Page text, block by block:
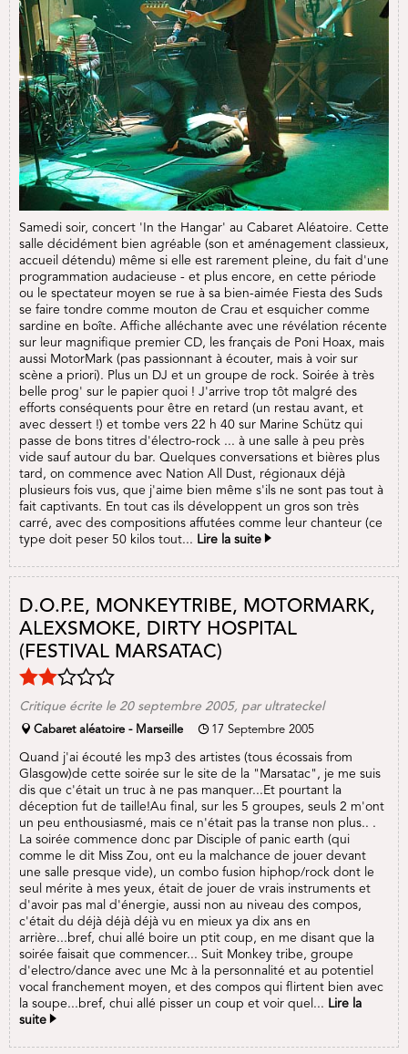
Samedi soir, concert 'In the Hangar' au Cabaret Aléatoire. Cette
salle décidément bien agréable (son et aménagement classieux,
accueil détendu) même si elle est rarement pleine, du fait d'une
programmation audacieuse - et plus encore, en cette période
ou le spectateur moyen se rue à sa bien-aimée Fiesta des Suds
se faire tondre comme mouton de Crau et esquicher comme
sardine en boîte. Affiche alléchante avec une révélation récente
sur leur magnifique premier CD, les français de Poni Hoax, mais
aussi MotorMark (pas passionnant à écouter, mais à voir sur
scène a priori). Plus un DJ et un groupe de rock. Soirée à très
belle prog' sur le papier quoi ! J'arrive trop tôt malgré des
efforts conséquents pour être en retard (un restau avant, et
avec dessert !) et tombe vers 22 h 40 sur Marine Schütz qui
passe de bons titres d'électro-rock ... à une salle à peu près
vide sauf autour du bar. Quelques conversations et bières plus
tard, on commence avec Nation All Dust, régionaux déjà
plusieurs fois vus, que j'aime bien même s'ils ne sont pas tout à
fait captivants. En tout cas ils développent un gros son très
carré, avec des compositions affutées comme leur chanteur (ce
type doit peser 50 kilos tout... Lire la suite
D.O.P.E, MONKEYTRIBE, MOTORMARK,
ALEXSMOKE, DIRTY HOSPITAL
(FESTIVAL MARSATAC)
Critique écrite le 20 septembre 2005, par ultrateckel
Cabaret aléatoire - Marseille 17 Septembre 2005
Quand j'ai écouté les mp3 des artistes (tous écossais from
Glasgow)de cette soirée sur le site de la "Marsatac", je me suis
dis que c'était un truc à ne pas manquer...Et pourtant la
déception fut de taille!Au final, sur les 5 groupes, seuls 2 m'ont
un peu enthousiasmé, mais ce n'était pas la transe non plus.. .
La soirée commence donc par Disciple of panic earth (qui
comme le dit Miss Zou, ont eu la malchance de jouer devant
une salle presque vide), un combo fusion hiphop/rock dont le
seul mérite à mes yeux, était de jouer de vrais instruments et
d'avoir pas mal d'énergie, aussi non au niveau des compos,
c'était du déjà déjà déjà vu en mieux ya dix ans en
arrière...bref, chui allé boire un ptit coup, en me disant que la
soirée faisait que commencer... Suit Monkey tribe, groupe
d'electro/dance avec une Mc à la personnalité et au potentiel
vocal franchement moyen, et des compos qui flirtent bien avec
la soupe...bref, chui allé pisser un coup et voir quel... Lire la
suite